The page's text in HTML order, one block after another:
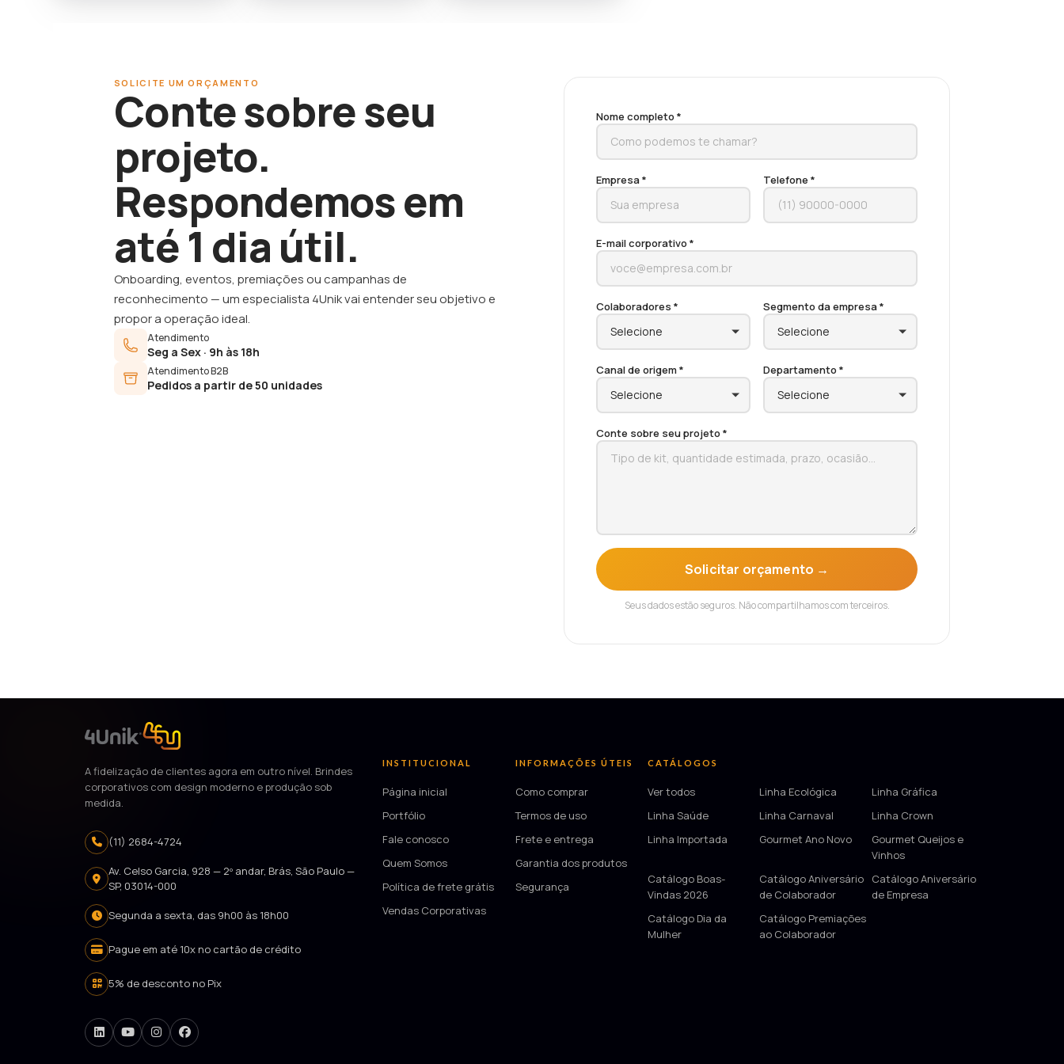
SOLICITE UM ORÇAMENTO
Conte sobre seu
projeto.
Respondemos em
até 1 dia útil.
Onboarding, eventos, premiações ou campanhas de
reconhecimento — um especialista 4Unik vai entender seu objetivo e
propor a operação ideal.
Atendimento
Seg a Sex · 9h às 18h
Atendimento B2B
Pedidos a partir de 50 unidades
Nome completo *
Empresa * Telefone *
E-mail corporativo *
Colaboradores * Segmento da empresa *
Canal de origem * Departamento *
Conte sobre seu projeto *
Solicitar orçamento →
Seus dados estão seguros. Não compartilhamos com terceiros.
A fidelização de clientes agora em outro nível. Brindes
corporativos com design moderno e produção sob
medida.
(11) 2684-4724
Av. Celso Garcia, 928 — 2º andar, Brás, São Paulo —
SP, 03014-000
Segunda a sexta, das 9h00 às 18h00
Pague em até 10x no cartão de crédito
5% de desconto no Pix
INSTITUCIONAL
Página inicial
Portfólio
Fale conosco
Quem Somos
Política de frete grátis
Vendas Corporativas
INFORMAÇÕES ÚTEIS
Como comprar
Termos de uso
Frete e entrega
Garantia dos produtos
Segurança
CATÁLOGOS
Ver todos Linha Ecológica
Linha Gráfica
Linha Saúde
Linha Carnaval
Linha Crown
Linha Importada
Gourmet Ano Novo
Gourmet Queijos e
Vinhos
Catálogo Boas-
Vindas 2026
Catálogo Aniversário
de Colaborador
Catálogo Aniversário
de Empresa
Catálogo Dia da
Mulher
Catálogo Premiações
ao Colaborador